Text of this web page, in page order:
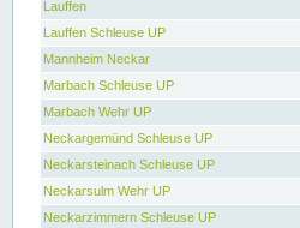
Lauffen
Lauffen Schleuse UP
Mannheim Neckar
Marbach Schleuse UP
Marbach Wehr UP
Neckargemünd Schleuse UP
Neckarsteinach Schleuse UP
Neckarsulm Wehr UP
Neckarzimmern Schleuse UP